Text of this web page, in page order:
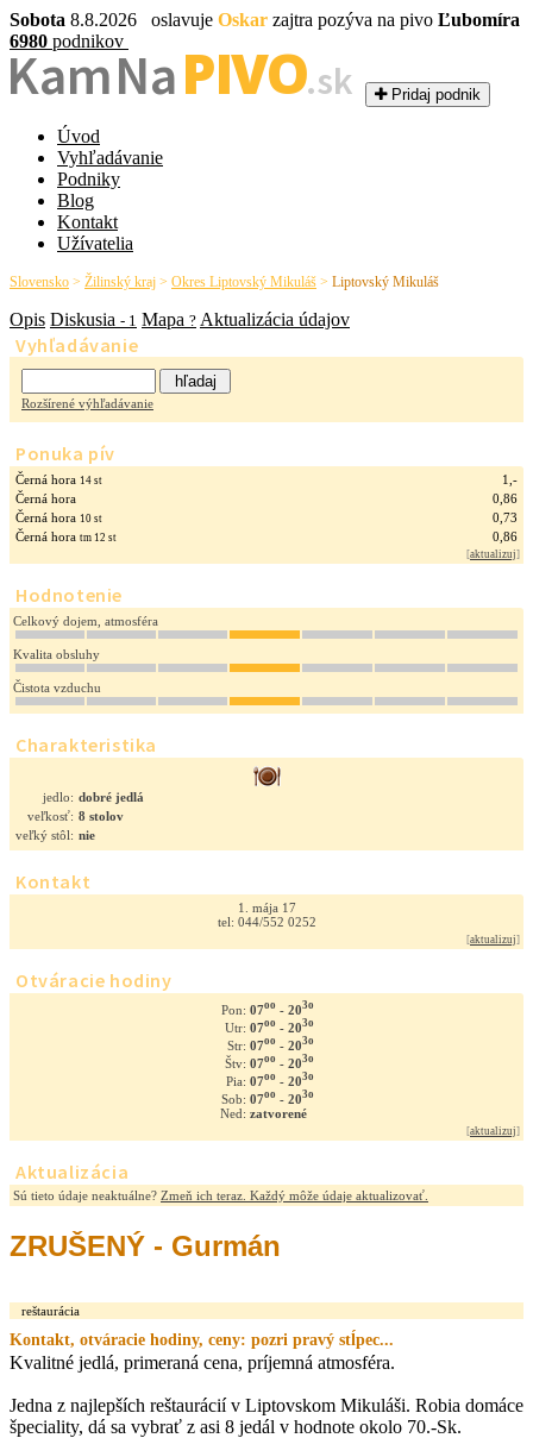
Sobota 8.8.2026 oslavuje Oskar zajtra pozýva na pivo Ľubomíra
6980 podnikov
Kam NaPIVO.sk Pridaj podnik
Úvod
Vyhľadávanie
Podniky
Blog
Kontakt
Užívatelia
Slovensko > Žilinský kraj > Okres Liptovský Mikuláš > Liptovský Mikuláš
Opis Diskusia - 1 Mapa ? Aktualizácia údajov
Vyhľadávanie
Rozšírené výhľadávanie
Ponuka pív
Černá hora 14 st
1,-
Černá hora
0,86
Černá hora 10 st
0,73
Černá hora tm 12 st 0,86
[aktualizuj]
Hodnotenie
Celkový dojem, atmosféra
Kvalita obsluhy
Čistota vzduchu
Charakteristika
jedlo: dobré jedlá
veľkosť: 8 stolov
veľký stôl: nie
Kontakt
1. mája 17
tel: 044/552 0252
[aktualizuj]
Otváracie hodiny
Pon: 07oo- 203o
Utr: 07oo- 203o
Str: 07oo- 203o
Štv: 07oo- 203o
Pia: 07oo- 203o
Sob: 07oo- 203o
Ned: zatvorené
[aktualizuj]
Aktualizácia
Sú tieto údaje neaktuálne? Zmeň ich teraz. Každý môže údaje aktualizovať.
ZRUŠENÝ - Gurmán
reštaurácia
Kontakt, otváracie hodiny, ceny: pozri pravý stĺpec...
Kvalitné jedlá, primeraná cena, príjemná atmosféra.
Jedna z najlepších reštaurácií v Liptovskom Mikuláši. Robia domáce
špeciality, dá sa vybrať z asi 8 jedál v hodnote okolo 70.-Sk.